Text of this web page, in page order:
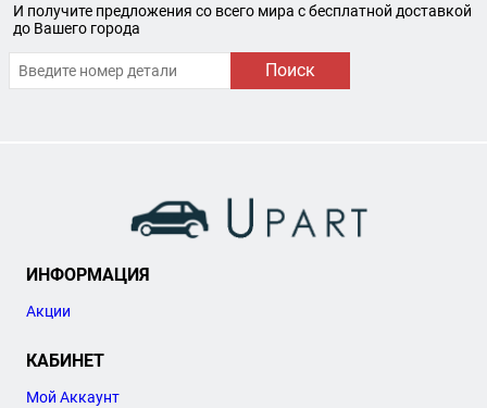
И получите предложения со всего мира с бесплатной доставкой
до Вашего города
Поиск
ИНФОРМАЦИЯ
Акции
КАБИНЕТ
Мой Аккаунт